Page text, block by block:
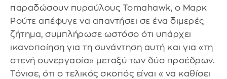
παραδώσουν πυραύλους Tomahawk, ο Μαρκ
Ρούτε απέφυγε να απαντήσει σε ένα διμερές
ζήτημα, συμπλήρωσε ωστόσο ότι υπάρχει
ικανοποίηση για τη συνάντηση αυτή και για «τη
στενή συνεργασία» μεταξύ των δύο προέδρων.
Τόνισε, ότι ο τελικός σκοπός είναι « να καθίσει